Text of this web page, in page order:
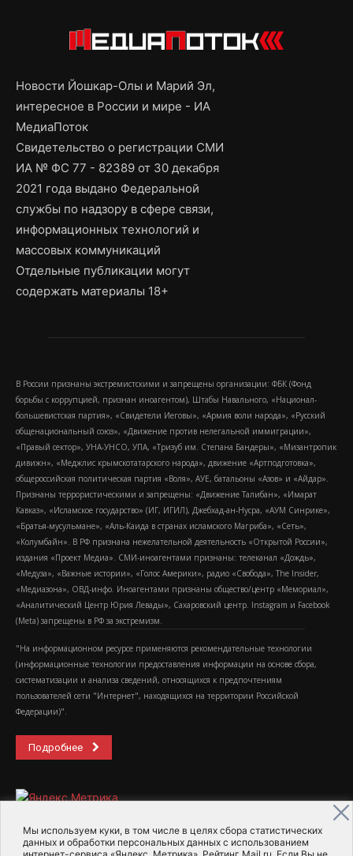
Мы используем куки, в том числе в целях сбора статистических
данных и обработки персональных данных с использованием
интернет-сервиса «Яндекс. Метрика», Рейтинг Mail.ru. Если Вы не
Новости Йошкар-Олы и Марий Эл,
интересное в России и мире - ИА
МедиаПоток
Свидетельство о регистрации СМИ
ИА № ФС 77 - 82389 от 30 декабря
2021 года выдано Федеральной
службы по надзору в сфере связи,
информационных технологий и
массовых коммуникаций
Отдельные публикации могут
содержать материалы 18+
В России признаны экстремистскими и запрещены организации: ФБК (Фонд
борьбы с коррупцией, признан иноагентом), Штабы Навального, «Национал-
большевистская партия», «Свидетели Иеговы», «Армия воли народа», «Русский
общенациональный союз», «Движение против нелегальной иммиграции»,
«Правый сектор», УНА-УНСО, УПА, «Тризуб им. Степана Бандеры», «Мизантропик
дивижн», «Меджлис крымскотатарского народа», движение «Артподготовка»,
общероссийская политическая партия «Воля», АУЕ, батальоны «Азов» и «Айдар».
Признаны террористическими и запрещены: «Движение Талибан», «Имарат
Кавказ», «Исламское государство» (ИГ, ИГИЛ), Джебхад-ан-Нусра, «АУМ Синрике»,
«Братья-мусульмане», «Аль-Каида в странах исламского Магриба», «Сеть»,
«Колумбайн». В РФ признана нежелательной деятельность «Открытой России»,
издания «Проект Медиа». СМИ-иноагентами признаны: телеканал «Дождь»,
«Медуза», «Важные истории», «Голос Америки», радио «Свобода», The Insider,
«Медиазона», ОВД-инфо. Иноагентами признаны общество/центр «Мемориал»,
«Аналитический Центр Юрия Левады», Сахаровский центр. Instagram и Facebook
(Metа) запрещены в РФ за экстремизм.
"На информационном ресурсе применяются рекомендательные технологии
(информационные технологии предоставления информации на основе сбора,
систематизации и анализа сведений, относящихся к предпочтениям
пользователей сети "Интернет", находящихся на территории Российской
Федерации)".
Подробнее